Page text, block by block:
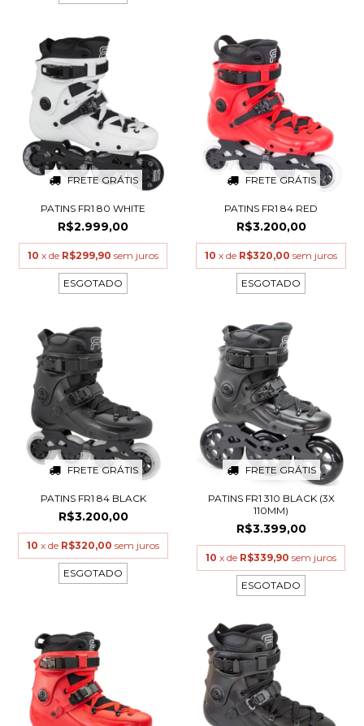
FRETE GRÁTIS
PATINS FR1 80 WHITE
R$2.999,00
10 x de R$299,90 sem juros
ESGOTADO
FRETE GRÁTIS
PATINS FR1 84 RED
R$3.200,00
10 x de R$320,00 sem juros
ESGOTADO
FRETE GRÁTIS
PATINS FR1 84 BLACK
R$3.200,00
10 x de R$320,00 sem juros
ESGOTADO
FRETE GRÁTIS
PATINS FR1 310 BLACK (3X
110MM)
R$3.399,00
10 x de R$339,90 sem juros
ESGOTADO